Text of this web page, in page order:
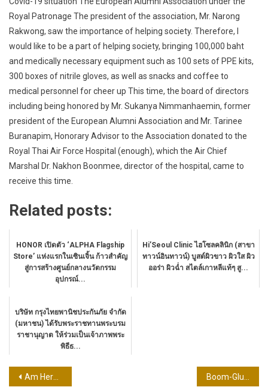
Royal Patronage The president of the association, Mr. Narong
Rakwong, saw the importance of helping society. Therefore, I
would like to be a part of helping society, bringing 100,000 baht
and medically necessary equipment such as 100 sets of PPE kits,
300 boxes of nitrile gloves, as well as snacks and coffee to
medical personnel for cheer up This time, the board of directors
including being honored by Mr. Sukanya Nimmanhaemin, former
president of the European Alumni Association and Mr. Tarinee
Buranapim, Honorary Advisor to the Association donated to the
Royal Thai Air Force Hospital (enough), which the Air Chief
Marshal Dr. Nakhon Boonmee, director of the hospital, came to
receive this time.
Related posts:
HONOR เปิดตัว ‘ALPHA Flagship
Store’ แห่งแรกในเซินเจิ้น ก้าวสำคัญ
สู่การสร้างศูนย์กลางนวัตกรรม
อุปกรณ์...
Hi’Seoul Clinic ไฮโซลคลินิก (สาขา
ทาวน์อินทาวน์) บูสต์ผิวขาว ผิวใส ผิว
ออร่า ผิวฉ่ำ สไตล์เกาหลีแท้ๆ สู...
บริษัท กรุงไทยพานิชประกันภัย จำกัด
(มหาชน) ได้รับพระราชทานพระบรม
ราชานุญาต ให้ร่วมเป็นเจ้าภาพพระ
พิธีธ...
แนะแนว
Am Herb Ginseng Micellar Cleansing Water (Am Herb Ginseng Micellar Cleansing Water)